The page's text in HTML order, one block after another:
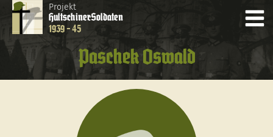
Projekt
HultschinerSoldaten
1939 - 45
Paschek Oswald